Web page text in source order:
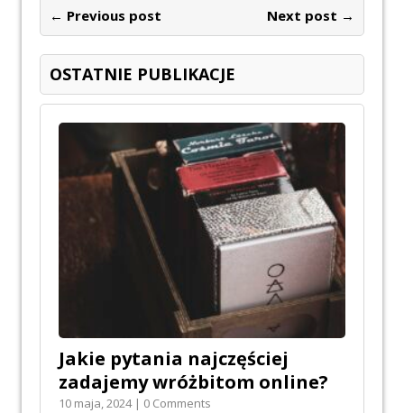
← Previous post Next post →
OSTATNIE PUBLIKACJE
Jakie pytania najczęściej
zadajemy wróżbitom online?
10 maja, 2024 | 0 Comments